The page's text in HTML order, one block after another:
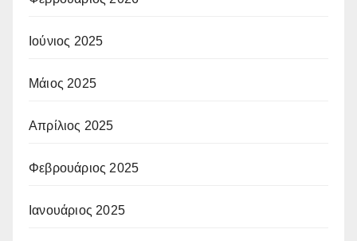
Ιούνιος 2025
Μάιος 2025
Απρίλιος 2025
Φεβρουάριος 2025
Ιανουάριος 2025